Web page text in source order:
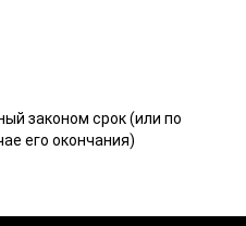
законом срок (или по
его окончания)